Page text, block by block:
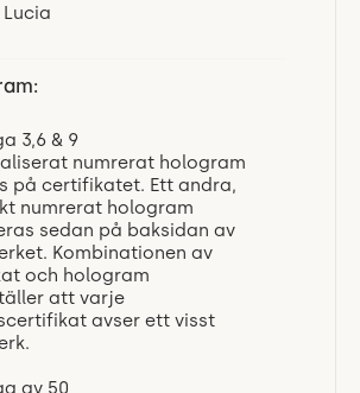
3,6 & 9
numrerat hologram
på certifikatet. Ett andra,
numrerat hologram
sedan på baksidan av
Kombinationen av
och hologram
att varje
avser ett visst
av 50